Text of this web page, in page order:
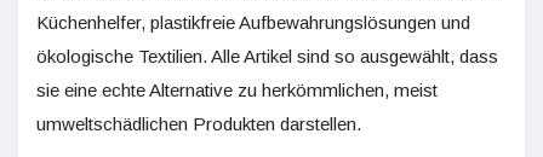
Küchenhelfer, plastikfreie Aufbewahrungslösungen und
ökologische Textilien. Alle Artikel sind so ausgewählt, dass
sie eine echte Alternative zu herkömmlichen, meist
umweltschädlichen Produkten darstellen.